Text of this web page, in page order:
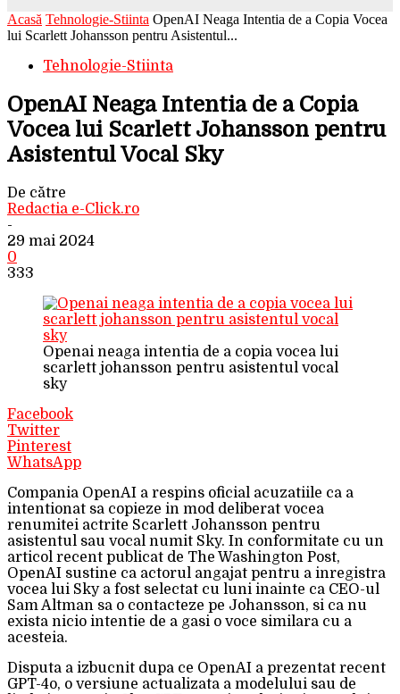
Acasă Tehnologie-Stiinta OpenAI Neaga Intentia de a Copia Vocea
lui Scarlett Johansson pentru Asistentul...
Tehnologie-Stiinta
OpenAI Neaga Intentia de a Copia
Vocea lui Scarlett Johansson pentru
Asistentul Vocal Sky
De către
Redactia e-Click.ro
-
29 mai 2024
0
333
Openai neaga intentia de a copia vocea lui
scarlett johansson pentru asistentul vocal
sky
Facebook
Twitter
Pinterest
WhatsApp
Compania OpenAI a respins oficial acuzatiile ca a
intentionat sa copieze in mod deliberat vocea
renumitei actrite Scarlett Johansson pentru
asistentul sau vocal numit Sky. In conformitate cu un
articol recent publicat de The Washington Post,
OpenAI sustine ca actorul angajat pentru a inregistra
vocea lui Sky a fost selectat cu luni inainte ca CEO-ul
Sam Altman sa o contacteze pe Johansson, si ca nu
exista nicio intentie de a gasi o voce similara cu a
acesteia.
Disputa a izbucnit dupa ce OpenAI a prezentat recent
GPT-4o, o versiune actualizata a modelului sau de